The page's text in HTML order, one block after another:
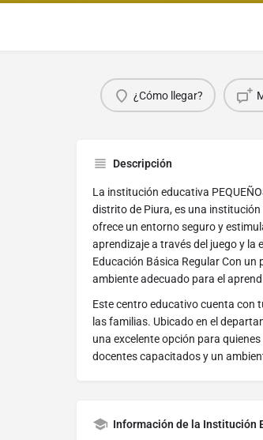
¿Cómo llegar?
Descripción
La institución educativa
distrito de Piura, es una
ofrece un entorno seguro y
aprendizaje a través del juego y la
Educación Básica Regular Con
ambiente adecuado para el
Este centro educativo cuenta con
las familias. Ubicado en el
una excelente opción para
docentes capacitados y un
Información de la Institución